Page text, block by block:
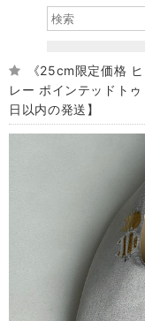
《25cm限定価格
レー ポインテッドト
日以内の発送】